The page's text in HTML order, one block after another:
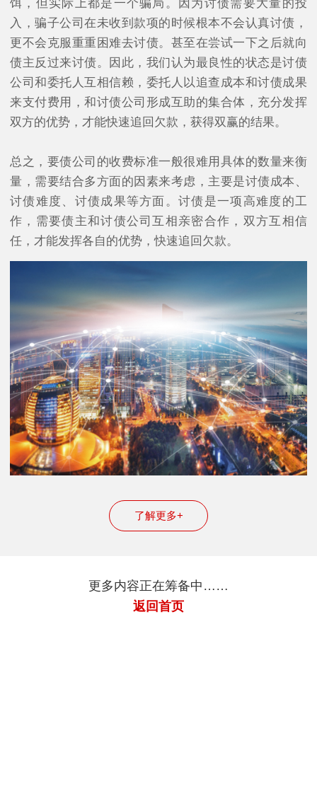
饵，但实际上都是一个骗局。因为讨债需要大量的投
入，骗子公司在未收到款项的时候根本不会认真讨债，
更不会克服重重困难去讨债。甚至在尝试一下之后就向
债主反过来讨债。因此，我们认为最良性的状态是讨债
公司和委托人互相信赖，委托人以追查成本和讨债成果
来支付费用，和讨债公司形成互助的集合体，充分发挥
双方的优势，才能快速追回欠款，获得双赢的结果。
总之，要债公司的收费标准一般很难用具体的数量来衡
量，需要结合多方面的因素来考虑，主要是讨债成本、
讨债难度、讨债成果等方面。讨债是一项高难度的工
作，需要债主和讨债公司互相亲密合作，双方互相信
任，才能发挥各自的优势，快速追回欠款。
了解更多+
更多内容正在筹备中……
返回首页